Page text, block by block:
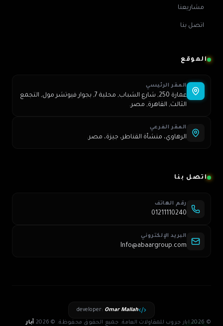
مشاريعنا
اتصل بنا
الموقع
المقر الرئيسي
عمارة 250, شارع الشباب, محلية 7, بجوار فيوتشر مول, التجمع
الثالث, القاهرة, مصر.
المقر الفرعي
الرهاوي، منشأة القناطر، جيزة، مصر.
اتصل بنا
رقم الهاتف
01211110240
البريد الإلكتروني
Info@abaargroup.com
© 2026 ابار جروب للمقاولات العامة. جميع الحقوق محفوظة. ©
2026 آبار
developer: Omar Mallah